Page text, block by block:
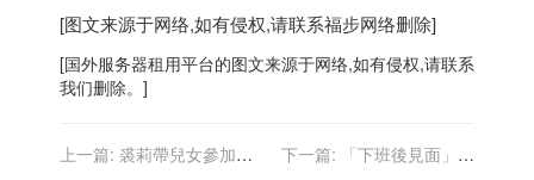
[图文来源于网络,如有侵权,请联系福步网络删除]
[国外服务器租用平台的图文来源于网络,如有侵权,请联系
我们删除。]
上一篇: 裘莉帶兒女參加
下一篇:
「下班後見面」比